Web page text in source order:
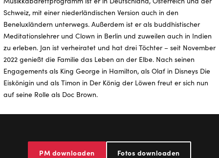
Schweiz, mit einer niederländischen Version auch in den
Beneluxländern unterwegs. Außerdem ist er als buddhistischer
Meditationslehrer und Clown in Berlin und zuweilen auch in Indien
zu erleben. Jan ist verheiratet und hat drei Töchter – seit November
2022 genießt die Familie das Leben an der Elbe. Nach seinen
Engagements als King George in Hamilton, als Olaf in Disneys Die
Eiskönigin und als Timon in Der König der Löwen freut er sich nun
auf seine Rolle als Doc Brown.
PM downloaden Fotos downloaden